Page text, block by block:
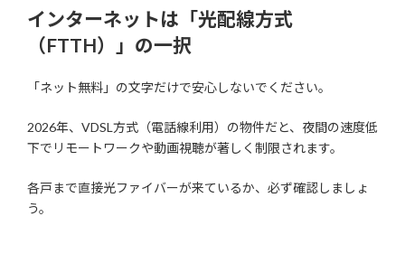
インターネットは「光配線方式
（FTTH）」の一択
「ネット無料」の文字だけで安心しないでください。
2026年、VDSL方式（電話線利用）の物件だと、夜間の速度低
下でリモートワークや動画視聴が著しく制限されます。
各戸まで直接光ファイバーが来ているか、必ず確認しましょ
う。